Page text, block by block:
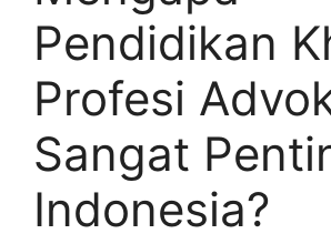
Pendidikan
Profesi
Sangat
Indonesia?